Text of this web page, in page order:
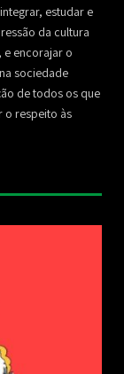
estudar e
da cultura
e encorajar o
sociedade
de todos os que
o respeito às